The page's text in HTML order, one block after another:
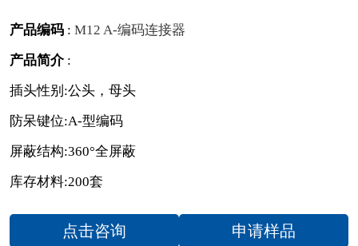
产品编码 : M12 A-编码连接器
产品简介:
插头性别:公头，母头
防呆键位:A-型编码
屏蔽结构:360°全屏蔽
库存材料:200套
点击咨询 申请样品